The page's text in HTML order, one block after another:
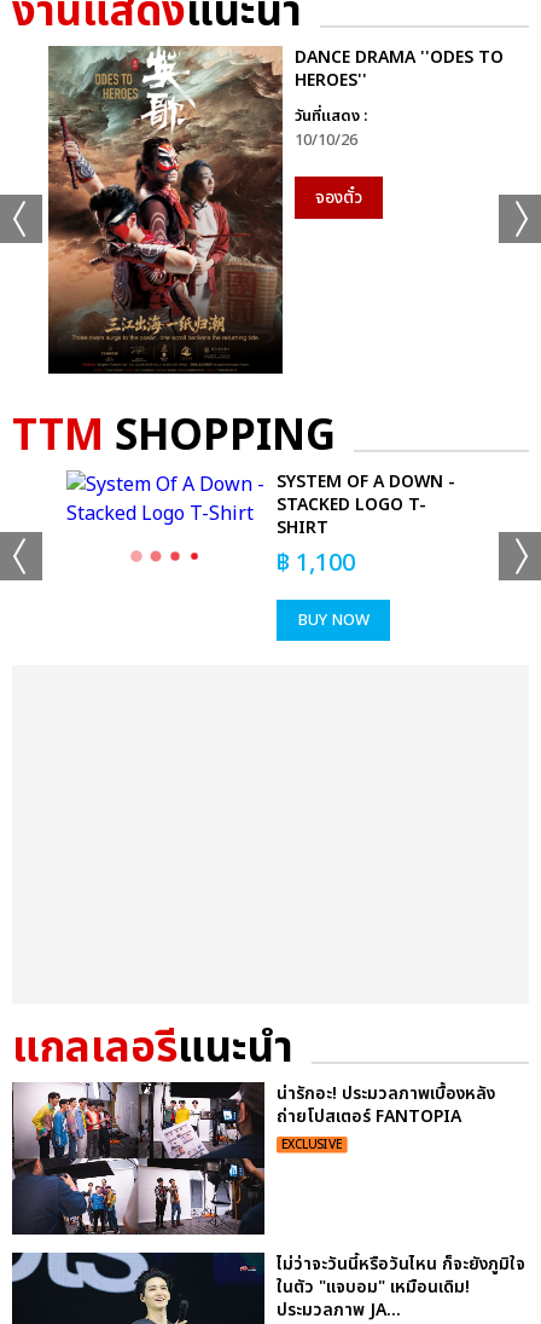
DANCE DRAMA ''ODES TO
HEROES''
วันที่แสดง :
10/10/26
จองตั๋ว
TTM SHOPPING
SYSTEM OF A DOWN -
STACKED LOGO T-
SHIRT
฿ 1,100
BUY NOW
แกลเลอรีแนะนำ
น่ารักอะ! ประมวลภาพเบื้องหลัง
ถ่ายโปสเตอร์ FANTOPIA
EXCLUSIVE
ไม่ว่าจะวันนี้หรือวันไหน ก็จะยังภูมิใจ
ในตัว "แจบอม" เหมือนเดิม!
ประมวลภาพ JA...